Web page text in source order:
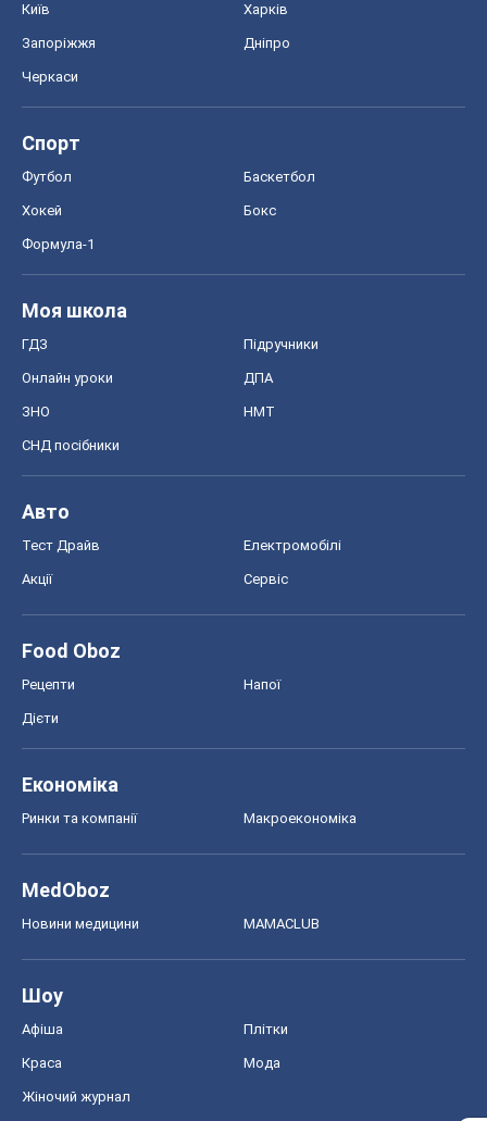
Київ Харків
Запоріжжя Дніпро
Черкаси
Спорт
Футбол Баскетбол
Хокей Бокс
Формула-1
Моя школа
ГДЗ Підручники
Онлайн уроки ДПА
ЗНО НМТ
СНД посібники
Авто
Тест Драйв Електромобілі
Акції Сервіс
Food Oboz
Рецепти Напої
Дієти
Економіка
Ринки та компанії Макроекономіка
MedOboz
Новини медицини MAMACLUB
Шоу
Афіша Плітки
Краса Мода
Жіночий журнал